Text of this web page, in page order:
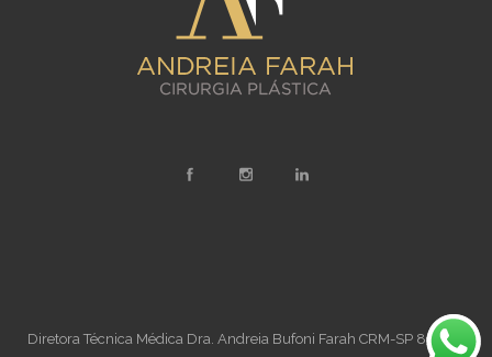
Diretora Técnica Médica Dra. Andreia Bufoni Farah CRM-SP 89706,